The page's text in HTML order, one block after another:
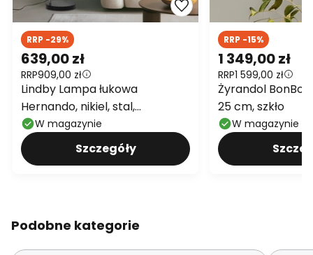
639,00 zł
RRP909,00 zł
RRP -29%
Lindby Lampa łukowa
Hernando, nikiel, stal,
wysokość 188 cm
W magazynie
Szczegóły
1 349,00 zł
RRP1 599,00 zł
RRP -15%
Żyrandol
25 cm, szkło
W magazynie
Podobne kategorie